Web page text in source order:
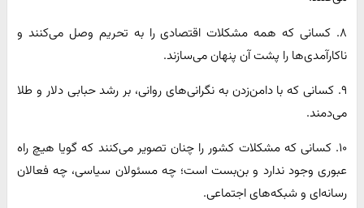
۸. کسانی که همه مشکلات اقتصادی را به تحریم وصل می‌کنند و
ناکارآمدی‌ها را پشت آن پنهان می‌سازند.
۹. کسانی که با دامن‌زدن به نگرانی‌های روانی، بر رشد حبابی دلار و طلا
می‌دمند.
۱۰. کسانی که مشکلات کشور را چنان تصویر می‌کنند که گویا هیچ راه
عبوری وجود ندارد و بن‌بست است؛ چه مسئولان سیاسی، چه فعالان
رسانه‌ای و شبکه‌های اجتماعی.